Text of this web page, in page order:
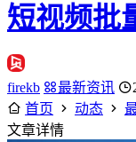
短视频批
firekb 最新资讯
首页
动态
文章详情